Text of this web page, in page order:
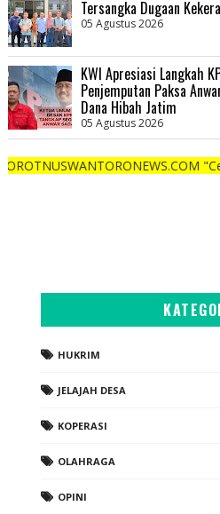
Tersangka Dugaan
05 Agustus 2026
KWI Apresiasi Langkah
Penjemputan Paksa
Dana Hibah Jatim
05 Agustus 2026
"Cepat ,
HUKRIM
JELAJAH DESA
KOPERASI
OLAHRAGA
OPINI